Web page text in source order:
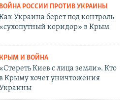
ВОЙНА РОССИИ ПРОТИВ УКРАИНЫ
Украина берет под контроль
«сухопутный коридор» в Крым
КРЫМ И ВОЙНА
«Стереть Киев с лица земли». Кто
Крыму хочет уничтожения
Украины